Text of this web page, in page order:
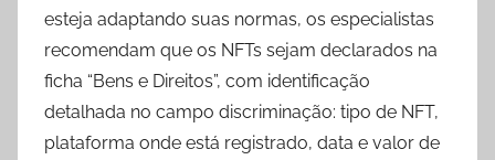
esteja adaptando suas normas, os especialistas
recomendam que os NFTs sejam declarados na
ficha “Bens e Direitos”, com identificação
detalhada no campo discriminação: tipo de NFT,
plataforma onde está registrado, data e valor de